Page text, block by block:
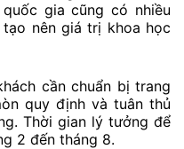
gia cũng có nhiều
nên giá trị khoa học
cần chuẩn bị trang
quy định và tuân thủ
Thời gian lý tưởng để
2 đến tháng 8.